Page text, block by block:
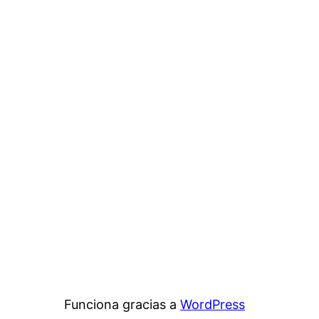
Funciona gracias a WordPress